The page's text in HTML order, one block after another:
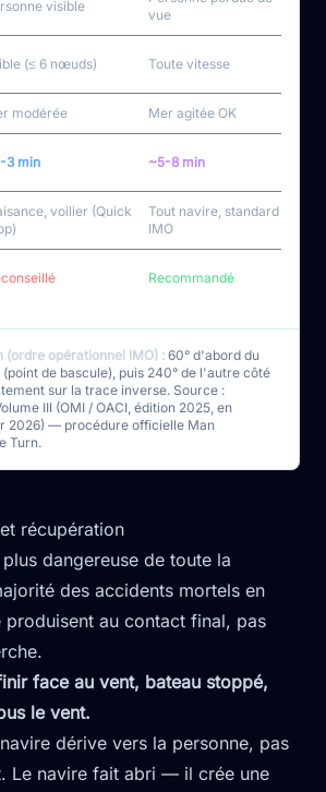
visible
vue
(≤ 6 nœuds) Toute vitesse
modérée Mer agitée OK
3 min ~5-8 min
voilier (Quick
Tout navire, standard
IMO
Recommandé
(ordre opérationnel IMO) : 60° d'abord du
de bascule), puis 240° de l'autre côté
sur la trace inverse. Source :
III (OMI / OACI, édition 2025, en
2026) — procédure officielle Man
Turn.
récupération
plus dangereuse de toute la
des accidents mortels en
produisent au contact final, pas
face au vent, bateau stoppé,
le vent.
dérive vers la personne, pas
Le navire fait abri — il crée une